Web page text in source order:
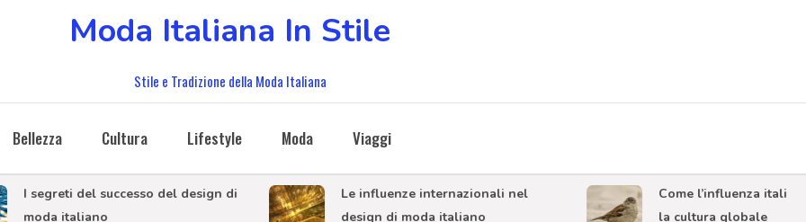
Moda Italiana In Stile
Stile e Tradizione della Moda Italiana
Bellezza Cultura Lifestyle Moda Viaggi
del successo del design di
italiano
Le influenze internazionali nel
design di moda italiano
Come l’influenza italiana
la cultura globale